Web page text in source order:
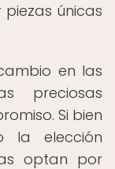
únicas
en las
preciosas
Si bien
la elección
optan por